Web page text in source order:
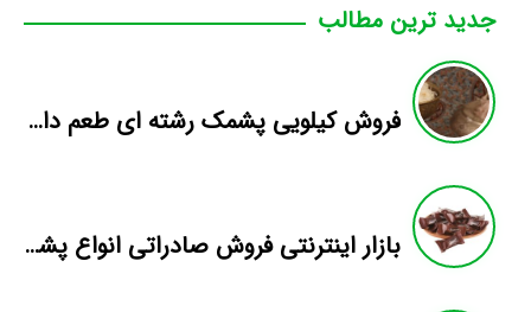
جدید ترین مطالب
فروش کیلویی پشمک رشته ای طعم دار میوه
بازار اینترنتی فروش صادراتی انواع پشمک الیافی/شکلاتی